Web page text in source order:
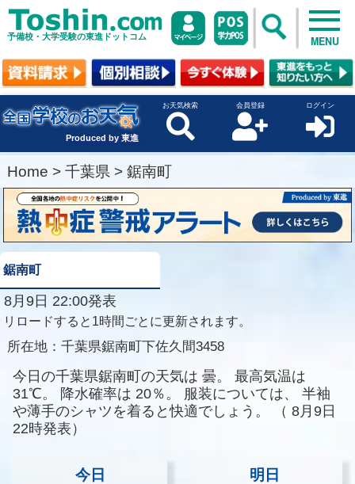
予備校・大学受験の東進ドットコム MENU
Produced by 東進
お天気検索 会員登録 ログイン
Home > 千葉県 > 鋸南町
鋸南町
8月9日 22:00発表
リロードすると1時間ごとに更新されます。
所在地： 千葉県鋸南町下佐久間3458
今日の千葉県鋸南町の天気は 曇。
最高気温は
31℃。
降水確率は 20％。 服装については、
半袖
や薄手のシャツを着ると快適でしょう。
（ 8月9日
22時発表）
今日 明日